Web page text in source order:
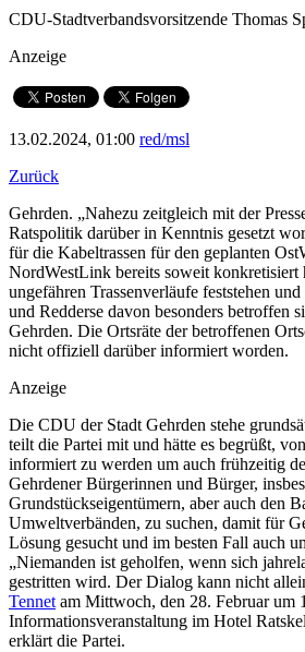
CDU-Stadtverbandsvorsitzende Thomas
Anzeige
13.02.2024, 01:00 red/msl
Zurück
Gehrden. „Nahezu zeitgleich mit der
Ratspolitik darüber in Kenntnis gesetzt
für die Kabeltrassen für den geplanten
NordWestLink bereits soweit konkretisiert
ungefähren Trassenverläufe feststehen
und Redderse davon besonders betroffen
Gehrden. Die Ortsräte der betroffenen
nicht offiziell darüber informiert worden.
Anzeige
Die CDU der Stadt Gehrden stehe
teilt die Partei mit und hätte es begrüßt,
informiert zu werden um auch frühzeitig
Gehrdener Bürgerinnen und Bürger,
Grundstückseigentümern, aber auch den
Umweltverbänden, zu suchen, damit für
Lösung gesucht und im besten Fall auch
„Niemanden ist geholfen, wenn sich
gestritten wird. Der Dialog kann nicht
Tennet am Mittwoch, den 28. Februar um
Informationsveranstaltung im Hotel
erklärt die Partei.